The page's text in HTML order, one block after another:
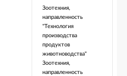
Зоотехния,
направленность
"Технология
производства
продуктов
животноводства"
Зоотехния,
направленность